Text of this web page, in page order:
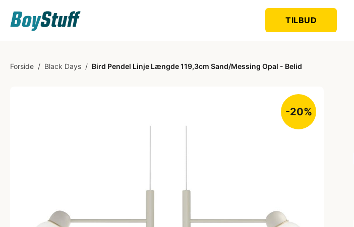
TILBUD
Forside / Black Days / Bird Pendel Linje Længde 119,3cm Sand/Messing Opal - Belid
-20%